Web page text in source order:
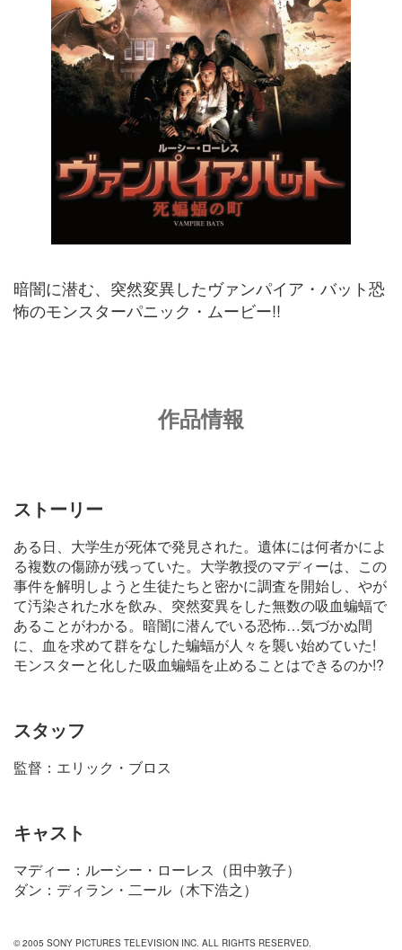
暗闇に潜む、突然変異したヴァンパイア・バット恐
怖のモンスターパニック・ムービー!!
作品情報
ストーリー
ある日、大学生が死体で発見された。遺体には何者かによ
る複数の傷跡が残っていた。大学教授のマディーは、この
事件を解明しようと生徒たちと密かに調査を開始し、やが
て汚染された水を飲み、突然変異をした無数の吸血蝙蝠で
あることがわかる。暗闇に潜んでいる恐怖…気づかぬ間
に、血を求めて群をなした蝙蝠が人々を襲い始めていた!
モンスターと化した吸血蝙蝠を止めることはできるのか!?
スタッフ
監督：エリック・ブロス
キャスト
マディー：ルーシー・ローレス（田中敦子）
ダン：ディラン・二ール（木下浩之）
© 2005 SONY PICTURES TELEVISION INC. ALL RIGHTS RESERVED.